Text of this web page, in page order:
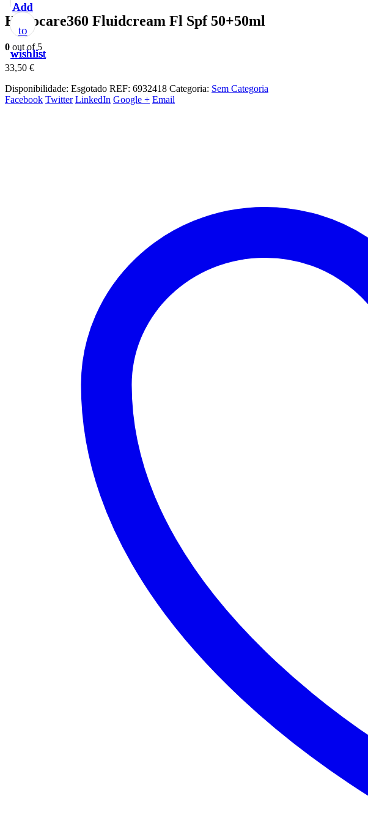
Heliocare360 Fluidcream Fl Spf 50+50ml
0 out of 5
33,50 €
Disponibilidade: Esgotado REF: 6932418 Categoria: Sem Categoria
Facebook Twitter LinkedIn Google + Email
Add
to
wishlist
Add
to
wishlist
Add
to
wishlist
Add
to
wishlist
Add
to
wishlist